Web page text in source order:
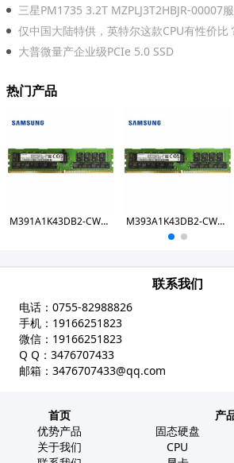
三星PM1735 3.2T MZPLJ3T2HBJR-00007
大普微量产企业级PCIe 5.0 SSD
热门产品
M391A1K43DB2-CWE DDR4 8GB 3200 ECC UDIMM M393A1K43DB2-CWE DDR4 8GB 3200 RDIMM
联系我们
电话： 0755-82988826
手机： 19166251823
微信： 19166251823
Q Q： 3476707433
邮箱： 3476707433@qq.com
首页
优势产品
关于我们
产
固态硬盘
CPU